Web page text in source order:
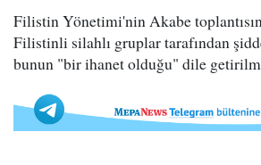
Filistin Yönetimi'nin Akabe
Filistinli silahlı gruplar tarafından
bunun "bir ihanet olduğu" dile